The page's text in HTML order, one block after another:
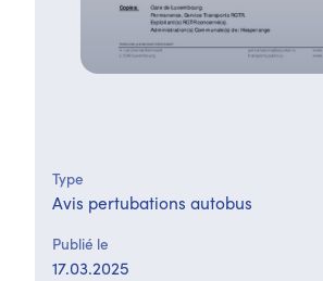
Type
Avis pertubations autobus
Publié le
17.03.2025